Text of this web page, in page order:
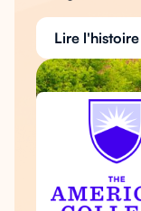
Lire l'histoire